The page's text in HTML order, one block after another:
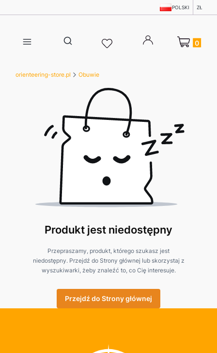
POLSKI ZŁ
Otwórz wyszukiwarkę
Produkty w
orienteering-store.pl Obuwie
Produkt jest niedostępny
Przepraszamy, produkt, którego szukasz jest
niedostępny. Przejdź do Strony głównej lub skorzystaj z
wyszukiwarki, żeby znaleźć to, co Cię interesuje.
Przejdź do Strony głównej